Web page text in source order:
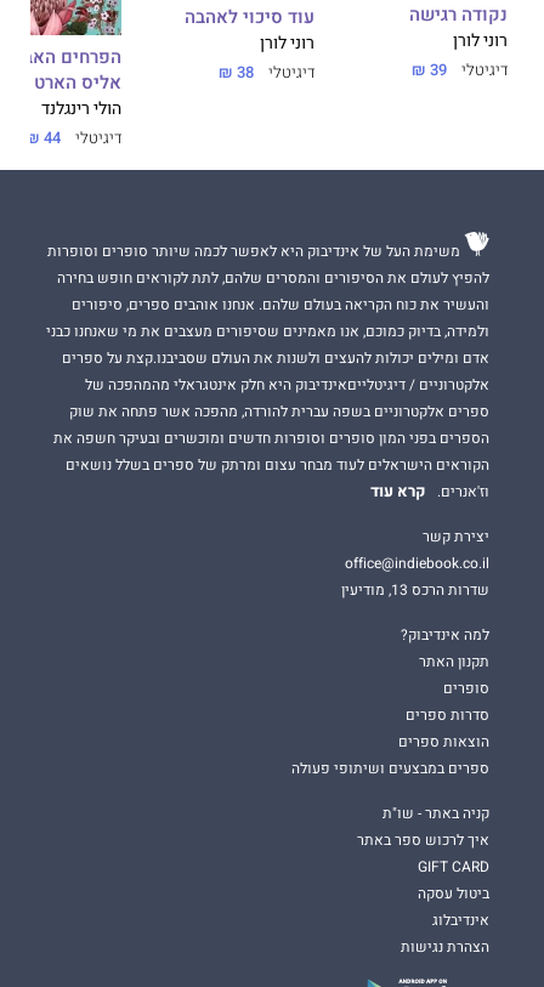
נקודה רגישה
רוני לורן
דיגיטלי 39 ₪
עוד סיכוי לאהבה
רוני לורן
דיגיטלי 38 ₪
הפרחים
אליס הארט
הולי רינגלנד
דיגיטלי 44 ₪
משימת העל של אינדיבוק היא לאפשר לכמה שיותר סופרים וסופרות
להפיץ לעולם את הסיפורים והמסרים שלהם, לתת לקוראים חופש בחירה
והעשיר את כוח הקריאה בעולם שלהם. אנחנו אוהבים ספרים, סיפורים
ולמידה, בדיוק כמוכם, אנו מאמינים שסיפורים מעצבים את מי שאנחנו כבני
אדם ומילים יכולות להעצים ולשנות את העולם שסביבנו.קצת על ספרים
אלקטרוניים / דיגיטלייםאינדיבוק היא חלק אינטגראלי מהמהפכה של
ספרים אלקטרוניים בשפה עברית להורדה, מהפכה אשר פתחה את שוק
הספרים בפני המון סופרים וסופרות חדשים ומוכשרים ובעיקר חשפה את
הקוראים הישראלים לעוד מבחר עצום ומרתק של ספרים בשלל נושאים
וז'אנרים.
קרא עוד
יצירת קשר
office@indiebook.co.il
שדרות הרכס 13, מודיעין
למה אינדיבוק?
תקנון האתר
סופרים
סדרות ספרים
הוצאות ספרים
ספרים במבצעים ושיתופי פעולה
קניה באתר - שו"ת
איך לרכוש ספר באתר
GIFT CARD
ביטול עסקה
אינדיבלוג
הצהרת נגישות